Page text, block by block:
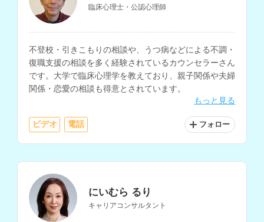
臨床心理士・公認心理師
不登校・引きこもりの相談や、うつ病などによる不調・
復職支援の相談を多く経験されているカウンセラーさん
です。大学で臨床心理学を教えており、親子関係や夫婦
関係・恋愛の相談も得意とされています。
もっと見る
ビデオ 電話 フォロー
にいむら るり
キャリアコンサルタント